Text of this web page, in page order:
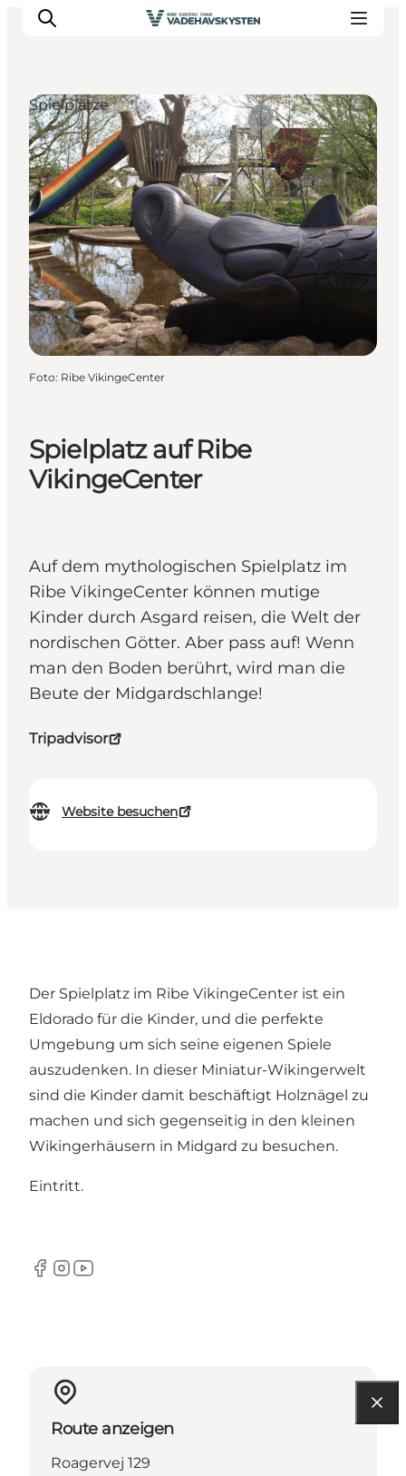
Ribe
Esbjerg
Fanø
Mandø
Wattenmeer
Essen und Schlafen
Veranstaltungen
Spielplatz auf Ribe
VikingeCenter
Auf dem mythologischen Spielplatz im
Ribe VikingeCenter können mutige
Kinder durch Asgard reisen, die Welt der
nordischen Götter. Aber pass auf! Wenn
man den Boden berührt, wird man die
Beute der Midgardschlange!
Tripadvisor
Website besuchen
Spielplätze
Foto: Ribe VikingeCenter
Der Spielplatz im Ribe VikingeCenter ist ein
Eldorado für die Kinder, und die perfekte
Umgebung um sich seine eigenen Spiele
auszudenken. In dieser Miniatur-Wikingerwelt
sind die Kinder damit beschäftigt Holznägel zu
machen und sich gegenseitig in den kleinen
Wikingerhäusern in Midgard zu besuchen.
Eintritt.
Facebook
Instagram
YouTube
Route anzeigen
Roagervej 129